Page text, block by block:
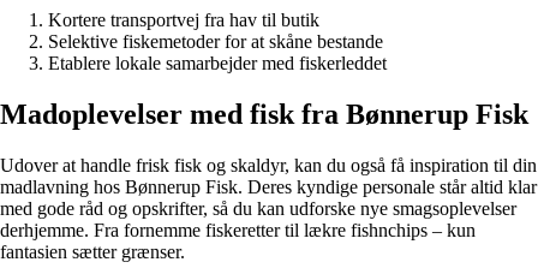
Kortere transportvej fra hav til butik
Selektive fiskemetoder for at skåne bestande
Etablere lokale samarbejder med fiskerleddet
Madoplevelser med fisk fra Bønnerup Fisk
Udover at handle frisk fisk og skaldyr, kan du også få inspiration til din
madlavning hos Bønnerup Fisk. Deres kyndige personale står altid klar
med gode råd og opskrifter, så du kan udforske nye smagsoplevelser
derhjemme. Fra fornemme fiskeretter til lækre fishnchips – kun
fantasien sætter grænser.